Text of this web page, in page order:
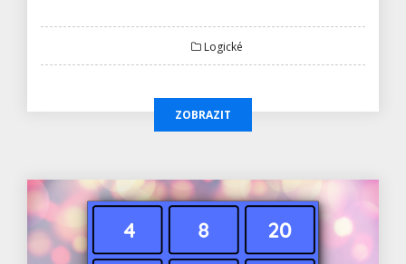
Logické
ZOBRAZIT